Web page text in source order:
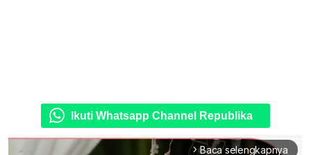
Ikuti Whatsapp Channel Republika
arrow_forward_ios Baca selengkapnya